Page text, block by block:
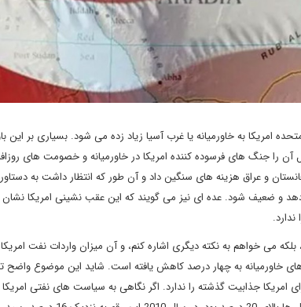
امریکا به خاورمیانه یا غرب آسیا زیاد زده می شود. بسیاری بر این
آن را جنگ های فرسوده کننده امریکا در خاورمیانه و خصومت های
و عراق هزینه های سنگین داد و آن طور که انتظار داشت به
و ضعیف شود. عده ای نیز می گویند که این عقب نشینی امریکا
بلکه می خواهم به نکته دیگری اشاره کنم، و آن میزان واردات نفت
خاورمیانه به چهار درصد کاهش یافته است. شاید این موضوع